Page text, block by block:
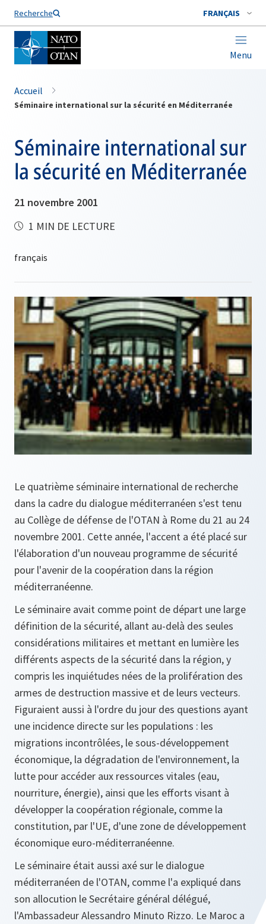
Recherche FRANÇAIS
Menu
Nom de famille*
Accueil
Séminaire international sur la sécurité en Méditerranée
Séminaire international sur
la sécurité en Méditerranée
21 novembre 2001
1 MIN DE LECTURE
Le quatrième séminaire international de recherche
dans la cadre du dialogue méditerranéen s'est tenu
au Collège de défense de l'OTAN à Rome du 21 au 24
novembre 2001. Cette année, l'accent a été placé sur
l'élaboration d'un nouveau programme de sécurité
pour l'avenir de la coopération dans la région
méditerranéenne.
Le séminaire avait comme point de départ une large
définition de la sécurité, allant au-delà des seules
considérations militaires et mettant en lumière les
différents aspects de la sécurité dans la région, y
compris les inquiétudes nées de la prolifération des
armes de destruction massive et de leurs vecteurs.
Figuraient aussi à l'ordre du jour des questions ayant
une incidence directe sur les populations : les
migrations incontrôlées, le sous-développement
économique, la dégradation de l'environnement, la
lutte pour accéder aux ressources vitales (eau,
nourriture, énergie), ainsi que les efforts visant à
développer la coopération régionale, comme la
constitution, par l'UE, d'une zone de développement
économique euro-méditerranéenne.
Le séminaire était aussi axé sur le dialogue
méditerranéen de l'OTAN, comme l'a expliqué dans
son allocution le Secrétaire général délégué,
l'Ambassadeur Alessandro Minuto Rizzo. Le Maroc a